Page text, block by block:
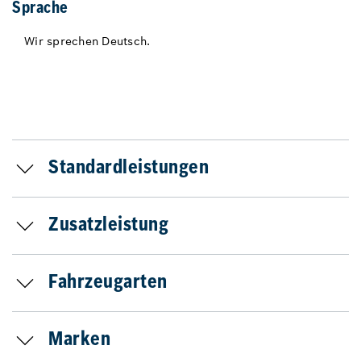
Sprache
Wir sprechen Deutsch.
Standardleistungen
Zusatzleistung
Fahrzeugarten
Marken